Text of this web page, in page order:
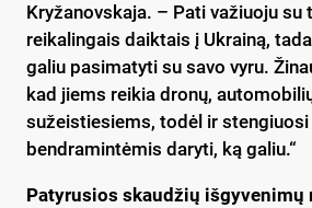
Kryžanovskaja. – Pati važiuoju su
reikalingais daiktais į Ukrainą,
galiu pasimatyti su savo vyru.
kad jiems reikia dronų,
sužeistiesiems, todėl ir
bendramintėmis daryti, ką galiu.“
Patyrusios skaudžių išgyvenimų